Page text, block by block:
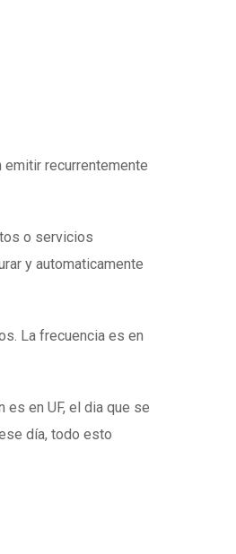
recurrentemente
o servicios
y automaticamente
La frecuencia es en
en UF, el dia que se
día, todo esto